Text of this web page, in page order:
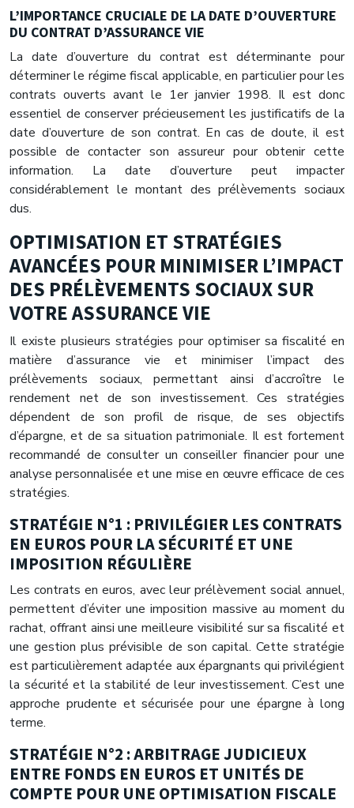
L’IMPORTANCE CRUCIALE DE LA DATE D’OUVERTURE
DU CONTRAT D’ASSURANCE VIE
La date d’ouverture du contrat est déterminante pour
déterminer le régime fiscal applicable, en particulier pour les
contrats ouverts avant le 1er janvier 1998. Il est donc
essentiel de conserver précieusement les justificatifs de la
date d’ouverture de son contrat. En cas de doute, il est
possible de contacter son assureur pour obtenir cette
information. La date d’ouverture peut impacter
considérablement le montant des prélèvements sociaux
dus.
OPTIMISATION ET STRATÉGIES
AVANCÉES POUR MINIMISER L’IMPACT
DES PRÉLÈVEMENTS SOCIAUX SUR
VOTRE ASSURANCE VIE
Il existe plusieurs stratégies pour optimiser sa fiscalité en
matière d’assurance vie et minimiser l’impact des
prélèvements sociaux, permettant ainsi d’accroître le
rendement net de son investissement. Ces stratégies
dépendent de son profil de risque, de ses objectifs
d’épargne, et de sa situation patrimoniale. Il est fortement
recommandé de consulter un conseiller financier pour une
analyse personnalisée et une mise en œuvre efficace de ces
stratégies.
STRATÉGIE N°1 : PRIVILÉGIER LES CONTRATS
EN EUROS POUR LA SÉCURITÉ ET UNE
IMPOSITION RÉGULIÈRE
Les contrats en euros, avec leur prélèvement social annuel,
permettent d’éviter une imposition massive au moment du
rachat, offrant ainsi une meilleure visibilité sur sa fiscalité et
une gestion plus prévisible de son capital. Cette stratégie
est particulièrement adaptée aux épargnants qui privilégient
la sécurité et la stabilité de leur investissement. C’est une
approche prudente et sécurisée pour une épargne à long
terme.
STRATÉGIE N°2 : ARBITRAGE JUDICIEUX
ENTRE FONDS EN EUROS ET UNITÉS DE
COMPTE POUR UNE OPTIMISATION FISCALE